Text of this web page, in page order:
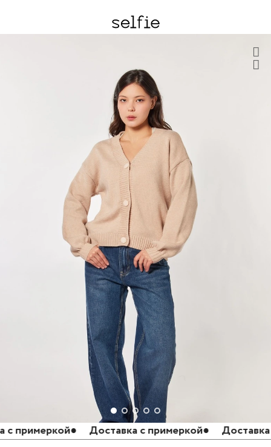
● Доставка с примеркой● Доставка с